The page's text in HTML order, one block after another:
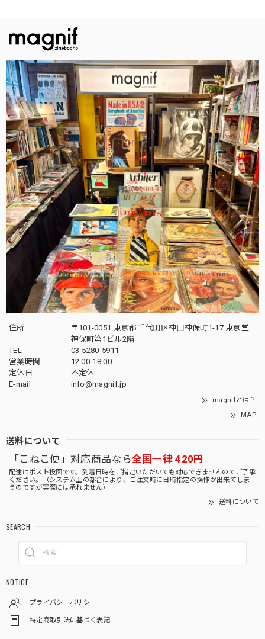
住所
〒101-0051 東京都千代田区神田神保町1-17 東京堂
神保町第1ビル2階
TEL
03-5280-5911
営業時間
12:00-18:00
定休日
不定休
E-mail
info@magnif.jp
magnifとは？
MAP
送料について
「こねこ便」対応商品なら全国一律 420円
配達はポスト投函です。到着日時をご指定いただいても対応できませんのでご了承
ください。（システム上の都合により、ご注文時に日時指定の操作が出来てしま
うのですが実際には承れません）
送料について
SEARCH
NOTICE
プライバシーポリシー
特定商取引法に基づく表記